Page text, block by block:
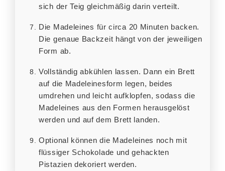
sich der Teig gleichmäßig darin verteilt.
Die Madeleines für circa 20 Minuten backen.
Die genaue Backzeit hängt von der jeweiligen
Form ab.
Vollständig abkühlen lassen. Dann ein Brett
auf die Madeleinesform legen, beides
umdrehen und leicht aufklopfen, sodass die
Madeleines aus den Formen herausgelöst
werden und auf dem Brett landen.
Optional können die Madeleines noch mit
flüssiger Schokolade und gehackten
Pistazien dekoriert werden.